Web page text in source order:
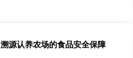
溯源认养农场的食品安全保障